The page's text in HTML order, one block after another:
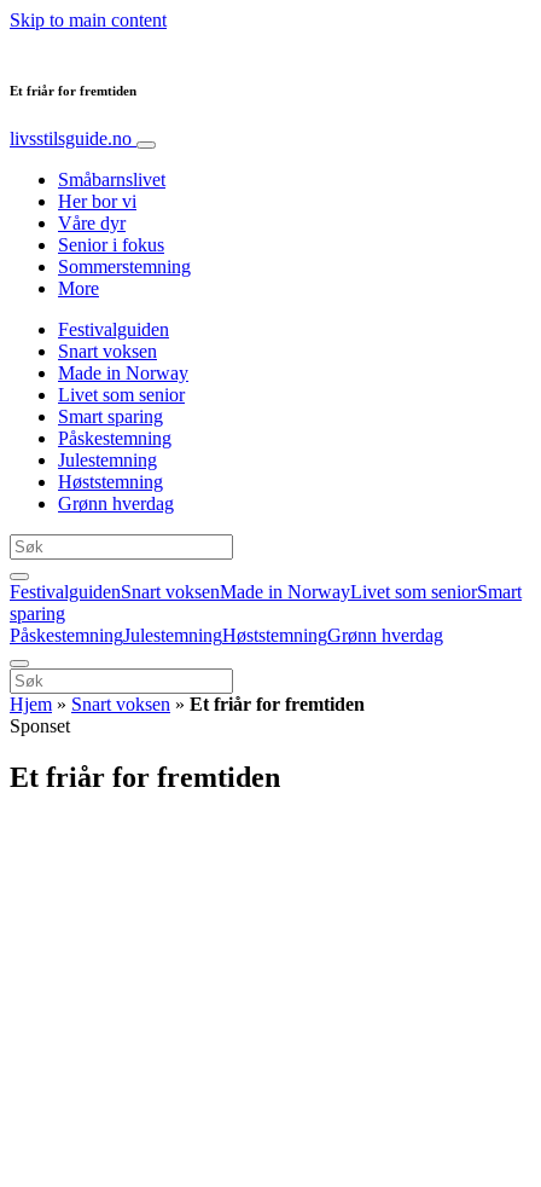
Skip to main content
Et friår for fremtiden
livsstilsguide.no
Småbarnslivet
Her bor vi
Våre dyr
Senior i fokus
Sommerstemning
More
Festivalguiden
Snart voksen
Made in Norway
Livet som senior
Smart sparing
Påskestemning
Julestemning
Høststemning
Grønn hverdag
FestivalguidenSnart voksenMade in NorwayLivet som seniorSmart
sparing
PåskestemningJulestemningHøststemningGrønn hverdag
Hjem » Snart voksen » Et friår for fremtiden
Sponset
Et friår for fremtiden